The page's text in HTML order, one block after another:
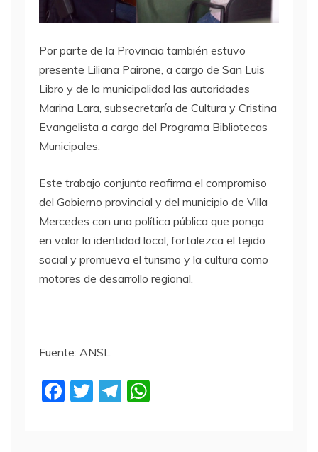
Por parte de la Provincia también estuvo
presente Liliana Pairone, a cargo de San Luis
Libro y de la municipalidad las autoridades
Marina Lara, subsecretaría de Cultura y Cristina
Evangelista a cargo del Programa Bibliotecas
Municipales.
Este trabajo conjunto reafirma el compromiso
del Gobierno provincial y del municipio de Villa
Mercedes con una política pública que ponga
en valor la identidad local, fortalezca el tejido
social y promueva el turismo y la cultura como
motores de desarrollo regional.
Fuente: ANSL.
F
T
T